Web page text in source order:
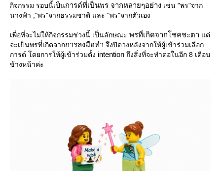
กิจกรรม รอบนี้เป็นการด์ที่เป็นพร จากหลายๆอย่าง เช่น "พร"จาก
นางฟ้า ,"พร"จากธรรมชาติ และ "พร"จากตัวเอง
เพื่อที่จะไม่ให้กิจกรรมช่วงนี้ เป็นลักษณะ พรที่เกิดจากโชคชะตา ต่
จะเป็นพรที่เกิดจากการลงมือทำ จึงปิดวงหลังจากให้ผู้เข้าร่วมเลือก
การด์ โดยการให้ผู้เข้าร่วมตั้ง intention ถึงสิ่งที่จะทำต่อในอีก 8 เดือน
ข้างหน้าค่ะ